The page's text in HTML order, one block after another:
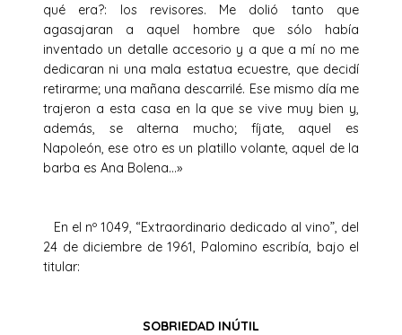
qué era?: los revisores. Me dolió tanto que
agasajaran a aquel hombre que sólo había
inventado un detalle accesorio y a que a mí no me
dedicaran ni una mala estatua ecuestre, que decidí
retirarme; una mañana descarrilé. Ese mismo día me
trajeron a esta casa en la que se vive muy bien y,
además, se alterna mucho; fíjate, aquel es
Napoleón, ese otro es un platillo volante, aquel de la
barba es Ana Bolena…»
En el nº 1049, “Extraordinario dedicado al vino”, del
24 de diciembre de 1961, Palomino escribía, bajo el
titular:
SOBRIEDAD INÚTIL